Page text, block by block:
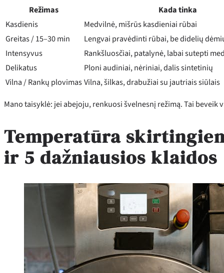
Režimas
Kada tinka
Kasdienis
Medvilnė, mišrūs kasdieniai rūbai
Greitas / 15–30 min
Lengvai pravėdinti rūbai, be didelių
Intensyvus
Rankšluosčiai, patalynė, labai sutepti
Delikatus
Ploni audiniai, nėriniai, dalis sintetinių
Vilna / Rankų plovimasVilna, šilkas, drabužiai su jautriais siūlais
Mano taisyklė: jei abejoju, renkuosi švelnesnį režimą. Tai beveik
Temperatūra
ir 5 dažniausios klaidos